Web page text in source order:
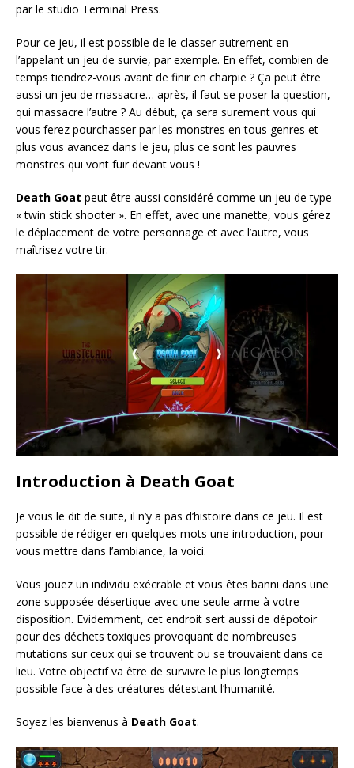
par le studio Terminal Press.
Pour ce jeu, il est possible de le classer autrement en
l’appelant un jeu de survie, par exemple. En effet, combien de
temps tiendrez-vous avant de finir en charpie ? Ça peut être
aussi un jeu de massacre… après, il faut se poser la question,
qui massacre l’autre ? Au début, ça sera surement vous qui
vous ferez pourchasser par les monstres en tous genres et
plus vous avancez dans le jeu, plus ce sont les pauvres
monstres qui vont fuir devant vous !
Death Goat peut être aussi considéré comme un jeu de type
« twin stick shooter ». En effet, avec une manette, vous gérez
le déplacement de votre personnage et avec l’autre, vous
maîtrisez votre tir.
Introduction à Death Goat
Je vous le dit de suite, il n’y a pas d’histoire dans ce jeu. Il est
possible de rédiger en quelques mots une introduction, pour
vous mettre dans l’ambiance, la voici.
Vous jouez un individu exécrable et vous êtes banni dans une
zone supposée désertique avec une seule arme à votre
disposition. Evidemment, cet endroit sert aussi de dépotoir
pour des déchets toxiques provoquant de nombreuses
mutations sur ceux qui se trouvent ou se trouvaient dans ce
lieu. Votre objectif va être de survivre le plus longtemps
possible face à des créatures détestant l’humanité.
Soyez les bienvenus à Death Goat.